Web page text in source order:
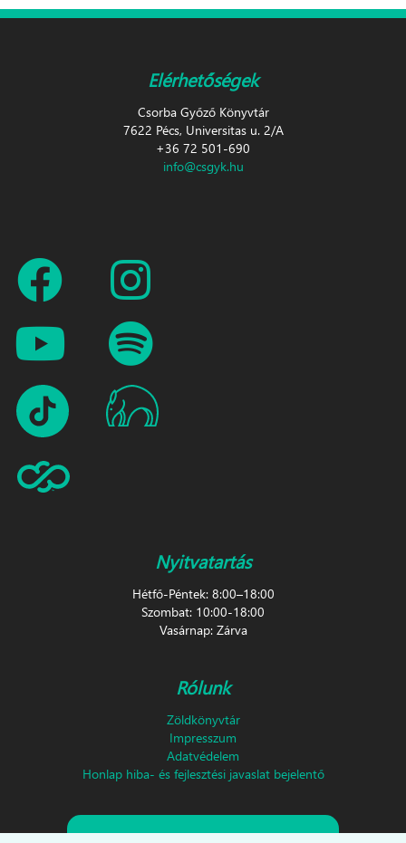
Elérhetőségek
Csorba Győző Könyvtár
7622 Pécs, Universitas u. 2/A
+36 72 501-690
info@csgyk.hu
Nyitvatartás
Hétfő-Péntek: 8:00–18:00
Szombat: 10:00-18:00
Vasárnap: Zárva
Rólunk
Zöldkönyvtár
Impresszum
Adatvédelem
Honlap hiba- és fejlesztési javaslat bejelentő